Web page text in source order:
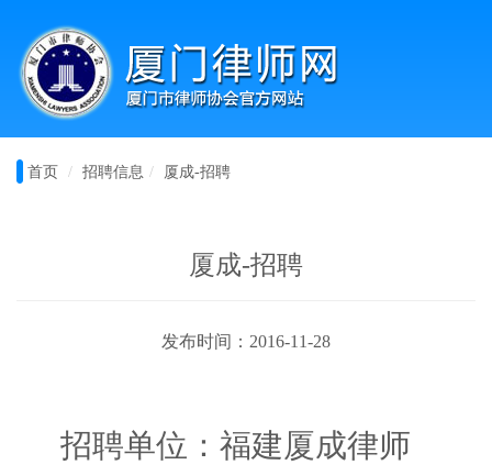
首页 招聘信息 厦成-招聘
厦成-招聘
发布时间：2016-11-28
招聘单位：福建厦成律师